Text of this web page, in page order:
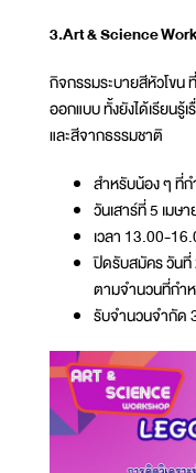
3.Art & Science
กิจกรรมระบายสีหัวโขน
ออกแบบ ทั้งยังได้เรียนรู้
และสีจากธรรมชาติ
สำหรับน้อง ๆ ที่ก
วันเสาร์ที่ 5 เมษ
เวลา 13.00-
ปิดรับสมัคร วันที่
ตามจำนวนที่กำ
รับจำนวนจำกัด